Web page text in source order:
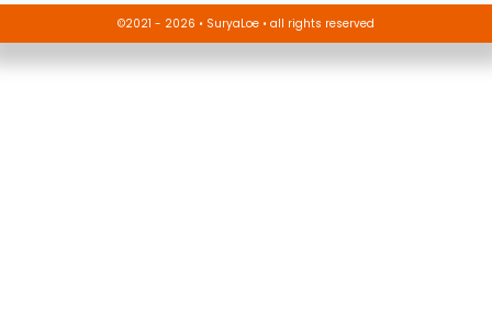
©2021 - 2026 • SuryaLoe • all rights reserved